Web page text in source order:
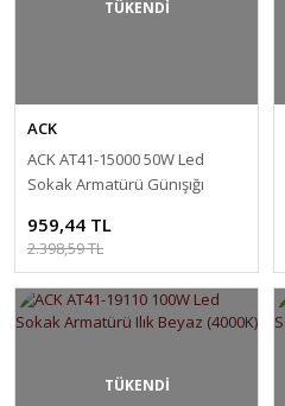
TÜKENDİ
ACK
ACK AT41-15000 50W Led
Sokak Armatürü Günışığı
959,44 TL
2.398,59 TL
TÜKENDİ